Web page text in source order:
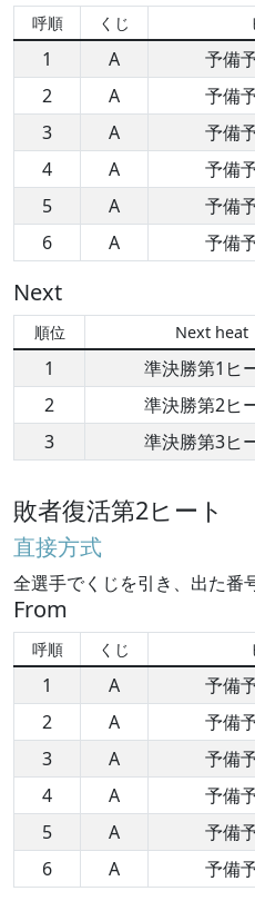
呼順 くじ
1 A 予備
2
A 予備
3
A 予備
4
A 予備
5
A 予備
6
A 予備
Next
順位 Next heat
1 準決勝第1ヒ
2
準決勝第2ヒ
3
準決勝第3ヒ
敗者復活第2ヒート
直接方式
全選手でくじを引き、出た番
From
呼順 くじ
1 A 予備
2
A 予備
3
A 予備
4
A 予備
5
A 予備
6
A 予備